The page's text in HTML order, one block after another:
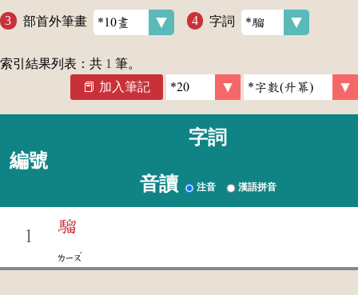
部首外筆畫 字詞
索引結果列表：共 1 筆。
加入筆記
編號
字詞
音讀 注音 漢語拼音
1
騮
ㄌㄧㄡ
ˊ